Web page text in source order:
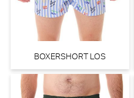
BOXERSHORT LOS